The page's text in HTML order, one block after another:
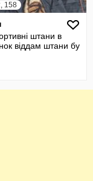
158
штани в
віддам штани бу